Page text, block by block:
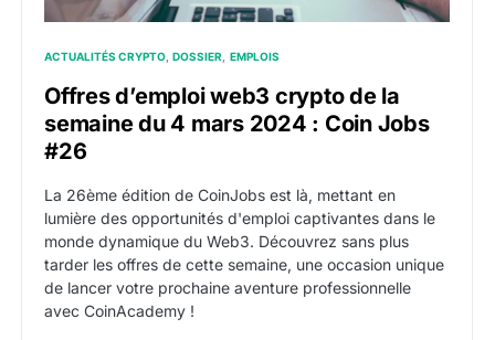
ACTUALITÉS CRYPTO DOSSIER EMPLOIS
Offres d’emploi web3 crypto de la
semaine du 4 mars 2024 : Coin Jobs
#26
La 26ème édition de CoinJobs est là, mettant en
lumière des opportunités d'emploi captivantes dans le
monde dynamique du Web3. Découvrez sans plus
tarder les offres de cette semaine, une occasion unique
de lancer votre prochaine aventure professionnelle
avec CoinAcademy !